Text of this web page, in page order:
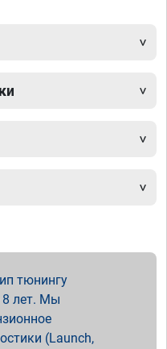
тюнингу
лет. Мы
(Launch,